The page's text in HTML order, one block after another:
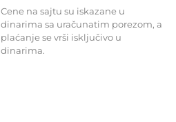
Cene na sajtu su iskazane u
dinarima sa uračunatim porezom, a
plaćanje se vrši isključivo u
dinarima.